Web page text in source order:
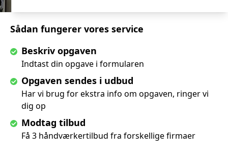
Sådan fungerer vores service
Beskriv opgaven
Indtast din opgave i formularen
Opgaven sendes i udbud
Har vi brug for ekstra info om opgaven, ringer vi
dig op
Modtag tilbud
Få 3 håndværkertilbud fra forskellige firmaer